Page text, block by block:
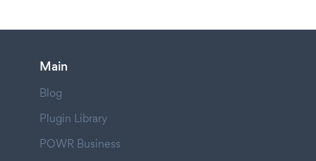
Main
Blog
Plugin Library
POWR Business